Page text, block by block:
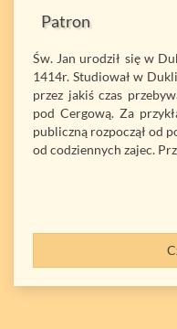
Patron
Św. Jan urodził się w
1414r. Studiował w
przez jakiś czas
pod Cergową. Za
publiczną rozpoczął od
od codziennych zajec.